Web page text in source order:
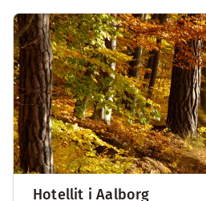
Hotellit i Aalborg